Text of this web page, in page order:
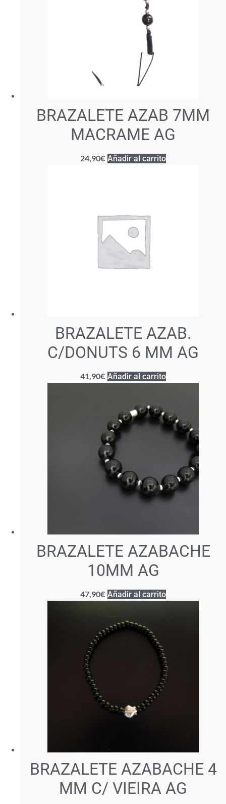
BRAZALETE AZAB 7MM
MACRAME AG
24,90€ Añadir al carrito
BRAZALETE AZAB.
C/DONUTS 6 MM AG
41,90€ Añadir al carrito
BRAZALETE AZABACHE
10MM AG
47,90€ Añadir al carrito
BRAZALETE AZABACHE 4
MM C/ VIEIRA AG